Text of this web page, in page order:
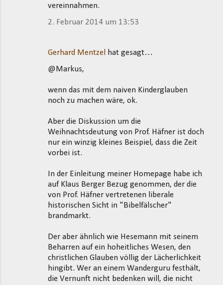
vereinnahmen.
2. Februar 2014 um 13:53
Gerhard Mentzel
hat gesagt…
@Markus,
wenn das mit dem naiven Kinderglauben
noch zu machen wäre, ok.
Aber die Diskussion um die
Weihnachtsdeutung von Prof. Häfner ist doch
nur ein winzig kleines Beispiel, dass die Zeit
vorbei ist.
In der Einleitung meiner Homepage habe ich
auf Klaus Berger Bezug genommen, der die
von Prof. Häfner vertretenen liberale
historischen Sicht in "Bibelfälscher"
brandmarkt.
Der aber ähnlich wie Hesemann mit seinem
Beharren auf ein hoheitliches Wesen, den
christlichen Glauben völlig der Lächerlichkeit
hingibt. Wer an einem Wanderguru festhält,
die Vernunft nicht bedenken will, die nicht